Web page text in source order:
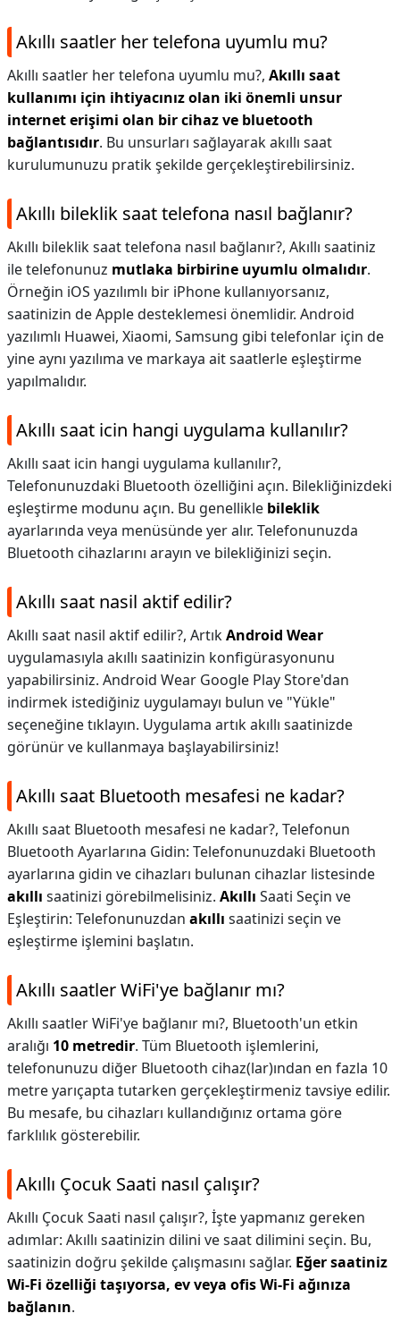
Akıllı saatler her telefona uyumlu mu?
Akıllı saatler her telefona uyumlu mu?, Akıllı saat
kullanımı için ihtiyacınız olan iki önemli unsur
internet erişimi olan bir cihaz ve bluetooth
bağlantısıdır. Bu unsurları sağlayarak akıllı saat
kurulumunuzu pratik şekilde gerçekleştirebilirsiniz.
Akıllı bileklik saat telefona nasıl bağlanır?
Akıllı bileklik saat telefona nasıl bağlanır?, Akıllı saatiniz
ile telefonunuz mutlaka birbirine uyumlu olmalıdır.
Örneğin iOS yazılımlı bir iPhone kullanıyorsanız,
saatinizin de Apple desteklemesi önemlidir. Android
yazılımlı Huawei, Xiaomi, Samsung gibi telefonlar için de
yine aynı yazılıma ve markaya ait saatlerle eşleştirme
yapılmalıdır.
Akıllı saat icin hangi uygulama kullanılır?
Akıllı saat icin hangi uygulama kullanılır?,
Telefonunuzdaki Bluetooth özelliğini açın. Bilekliğinizdeki
eşleştirme modunu açın. Bu genellikle bileklik
ayarlarında veya menüsünde yer alır. Telefonunuzda
Bluetooth cihazlarını arayın ve bilekliğinizi seçin.
Akıllı saat nasil aktif edilir?
Akıllı saat nasil aktif edilir?, ArtıkAndroid Wear
uygulamasıyla akıllı saatinizin konfigürasyonunu
yapabilirsiniz. Android Wear Google Play Store'dan
indirmek istediğiniz uygulamayı bulun ve "Yükle"
seçeneğine tıklayın. Uygulama artık akıllı saatinizde
görünür ve kullanmaya başlayabilirsiniz!
Akıllı saat Bluetooth mesafesi ne kadar?
Akıllı saat Bluetooth mesafesi ne kadar?, Telefonun
Bluetooth Ayarlarına Gidin: Telefonunuzdaki Bluetooth
ayarlarına gidin ve cihazları bulunan cihazlar listesinde
akıllı saatinizi görebilmelisiniz. Akıllı Saati Seçin ve
Eşleştirin: Telefonunuzdan akıllı saatinizi seçin ve
eşleştirme işlemini başlatın.
Akıllı saatler WiFi'ye bağlanır mı?
Akıllı saatler WiFi'ye bağlanır mı?, Bluetooth'un etkin
aralığı 10 metredir. Tüm Bluetooth işlemlerini,
telefonunuzu diğer Bluetooth cihaz(lar)ından en fazla 10
metre yarıçapta tutarken gerçekleştirmeniz tavsiye edilir.
Bu mesafe, bu cihazları kullandığınız ortama göre
farklılık gösterebilir.
Akıllı Çocuk Saati nasıl çalışır?
Akıllı Çocuk Saati nasıl çalışır?, İşte yapmanız gereken
adımlar: Akıllı saatinizin dilini ve saat dilimini seçin. Bu,
saatinizin doğru şekilde çalışmasını sağlar. Eğer saatiniz
Wi-Fi özelliği taşıyorsa, ev veya ofis Wi-Fi ağınıza
bağlanın.